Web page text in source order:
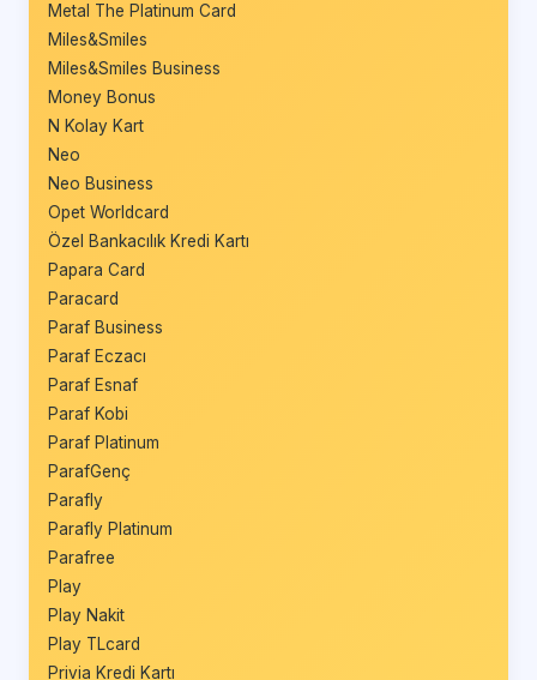
Metal The Platinum Card
Miles&Smiles
Miles&Smiles Business
Money Bonus
N Kolay Kart
Neo
Neo Business
Opet Worldcard
Özel Bankacılık Kredi Kartı
Papara Card
Paracard
Paraf Business
Paraf Eczacı
Paraf Esnaf
Paraf Kobi
Paraf Platinum
ParafGenç
Parafly
Parafly Platinum
Parafree
Play
Play Nakit
Play TLcard
Privia Kredi Kartı